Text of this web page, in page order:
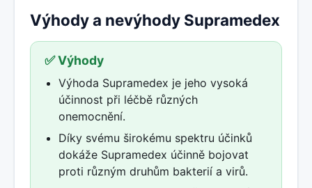
Výhody a nevýhody Supramedex
✅ Výhody
Výhoda Supramedex je jeho vysoká
účinnost při léčbě různých
onemocnění.
Díky svému širokému spektru účinků
dokáže Supramedex účinně bojovat
proti různým druhům bakterií a virů.